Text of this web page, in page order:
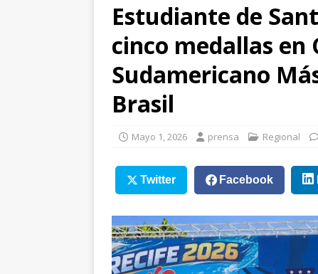
Estudiante de
cinco medallas en
Sudamericano
Brasil
Mayo 1, 2026 prensa Regional
Twitter Facebook